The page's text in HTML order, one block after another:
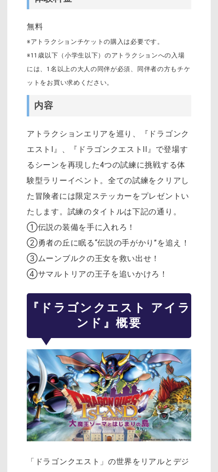
無料
※アトラクションチケットの購入は必要です。
※11歳以下（小学生以下）のアトラクションへの入場
には、1名以上の大人の同伴が必須、同伴者の方もチケ
ットをお買い求めください。
内容
アトラクションエリアを巡り、『ドラゴンク
エストI』、『ドラゴンクエストII』で登場す
るシーンを再現した4つの試練に挑戦する体
験型ラリーイベント。全ての試練をクリアし
た冒険者には限定ステッカーをプレゼントい
たします。試練のタイトルは下記の通り。
①伝説の装備を手に入れろ！
②勇者の丘に眠る“伝説の手がかり”を追え！
③ムーンブルクの王女を救い出せ！
④サマルトリアの王子を追いかけろ！
『ドラゴンクエスト アイラ
ンド』概要
「ドラゴンクエスト」の世界をリアルとデジ